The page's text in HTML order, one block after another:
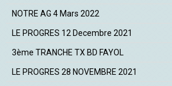
NOTRE AG 4 Mars 2022
LE PROGRES 12 Decembre 2021
3ème TRANCHE TX BD FAYOL
LE PROGRES 28 NOVEMBRE 2021